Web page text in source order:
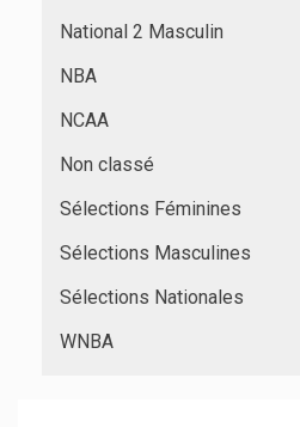
National 2 Masculin
NBA
NCAA
Non classé
Sélections Féminines
Sélections Masculines
Sélections Nationales
WNBA